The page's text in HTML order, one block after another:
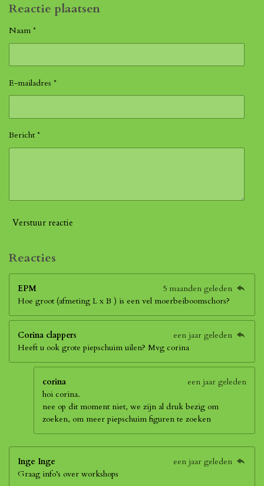
Reactie plaatsen
Naam *
E-mailadres *
Bericht *
Verstuur reactie
Reacties
EPM
5 maanden geleden
Hoe groot (afmeting L x B ) is een vel moerbeiboomschors?
Corina clappers
een jaar geleden
Heeft u ook grote piepschuim uilen? Mvg corina
corina
een jaar geleden
hoi corina.
nee op dit moment niet, we zijn al druk bezig om
zoeken, om meer piepschuim figuren te zoeken
Inge Inge
een jaar geleden
Graag info’s over workshops